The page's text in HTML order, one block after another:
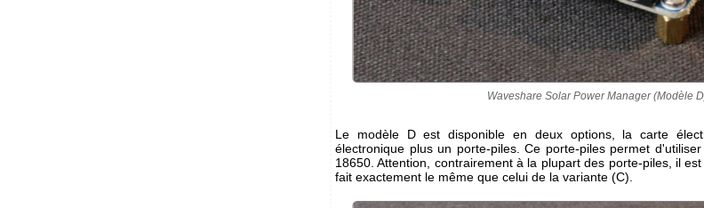
Waveshare Solar Power Manager (Modèle
Le modèle D est disponible en deux options, la carte
électronique plus un porte-piles. Ce porte-piles permet
18650. Attention, contrairement à la plupart des porte-piles, il
fait exactement le même que celui de la variante (C).